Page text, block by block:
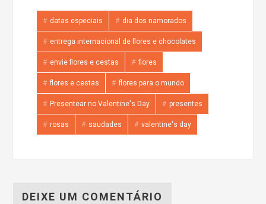
datas especiais dia dos namorados
entrega internacional de flores e chocolates
envie flores e cestas flores
flores e cestas flores para o mundo
Presentear no Valentine's Day presentes
rosas saudades valentine's day
DEIXE UM COMENTÁRIO